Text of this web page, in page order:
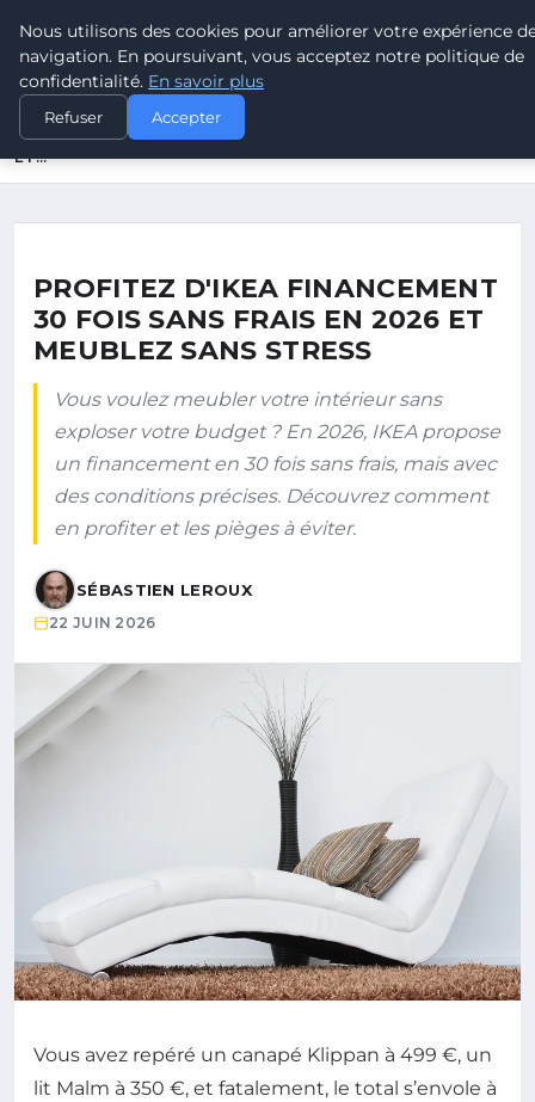
Sarbacane
France
L'ART DU TIR À LA SARBACANE
ACCUEIL
PROFITEZ D'IKEA FINANCEMENT 30 FOIS SANS FRAIS EN 2026
ET…
PROFITEZ D'IKEA FINANCEMENT
30 FOIS SANS FRAIS EN 2026 ET
MEUBLEZ SANS STRESS
Vous voulez meubler votre intérieur sans
exploser votre budget ? En 2026, IKEA propose
un financement en 30 fois sans frais, mais avec
des conditions précises. Découvrez comment
en profiter et les pièges à éviter.
SÉBASTIEN LEROUX
22 JUIN 2026
Vous avez repéré un canapé Klippan à 499 €, un
lit Malm à 350 €, et fatalement, le total s’envole à
Nous utilisons des cookies pour améliorer votre expérience
navigation. En poursuivant, vous acceptez notre politique de
confidentialité. En savoir plus
Refuser Accepter